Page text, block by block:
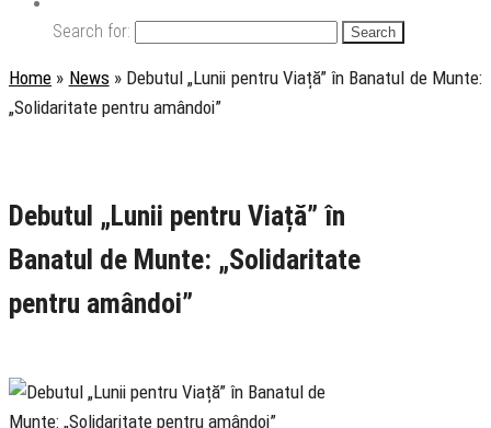
Search for:
Home » News » Debutul „Lunii pentru Viață” în Banatul de Munte:
„Solidaritate pentru amândoi”
Debutul „Lunii pentru Viață” în
Banatul de Munte: „Solidaritate
pentru amândoi”